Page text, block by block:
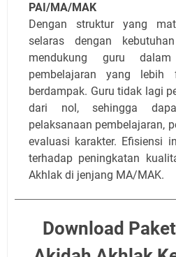
PAI/MA/MAK
Dengan struktur yang
selaras dengan
mendukung guru
pembelajaran yang lebih
berdampak. Guru tidak lagi
dari nol, sehingga
pelaksanaan pembelajaran,
evaluasi karakter. Efisiensi
terhadap peningkatan
Akhlak di jenjang MA/MAK.
Download